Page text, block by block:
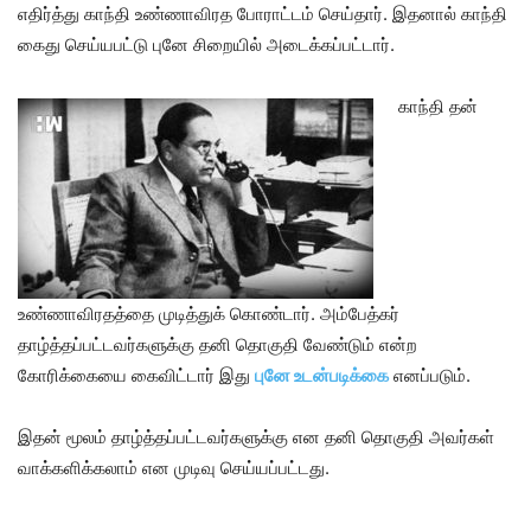
எதிர்த்து காந்தி உண்ணாவிரத போராட்டம் செய்தார். இதனால் காந்தி
கைது செய்யபட்டு புனே சிறையில் அடைக்கப்பட்டார்.
காந்தி தன்
உண்ணாவிரதத்தை முடித்துக் கொண்டார். அம்பேத்கர்
தாழ்த்தப்பட்டவர்களுக்கு தனி தொகுதி வேண்டும் என்ற
கோரிக்கையை கைவிட்டார் இது புனே உடன்படிக்கைஎனப்படும்.
இதன் மூலம் தாழ்த்தப்பட்டவர்களுக்கு என தனி தொகுதி அவர்கள்
வாக்களிக்கலாம் என முடிவு செய்யப்பட்டது.